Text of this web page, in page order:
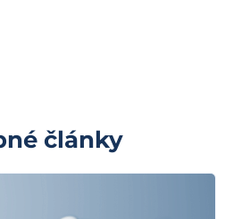
články